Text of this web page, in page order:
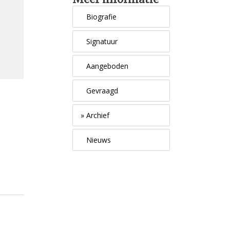
Biografie
Signatuur
Aangeboden
Gevraagd
» Archief
Nieuws